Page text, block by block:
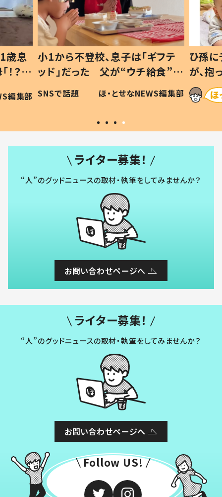
歳息
？」
編集部
小1から不登校、息子は「ギフテ
ッド」だった 父が“ウチ給食”を
作り続ける理由とは #令和の親
#令和の子
SNSで話題 ほ・とせなNEWS編集部
ひ孫
が、
「涙が
い」
ライター募集！
“人”のグッドニュースの取材・執筆をしてみませんか？
お問い合わせページへ
ライター募集！
“人”のグッドニュースの取材・執筆をしてみませんか？
お問い合わせページへ
Follow US!